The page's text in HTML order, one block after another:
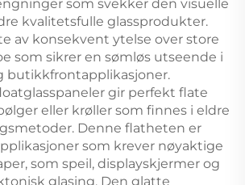
som svekker den visuelle
kvalitetsfulle glassprodukter.
av konsekvent ytelse over store
som sikrer en sømløs utseende i
butikkfrontapplikasjoner.
gir perfekt flate
eller krøller som finnes i eldre
Denne flatheten er
som krever nøyaktige
som speil, displayskjermer og
glasing. Den glatte